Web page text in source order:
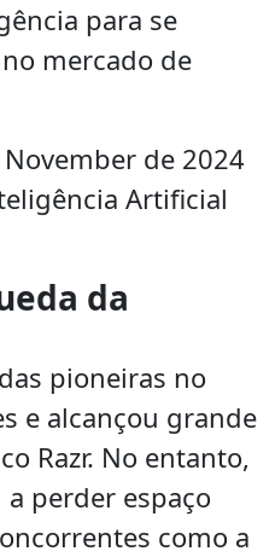
para se
mercado de
de 2024
Artificial
da
pioneiras no
e alcançou grande
Razr. No entanto,
perder espaço
como a